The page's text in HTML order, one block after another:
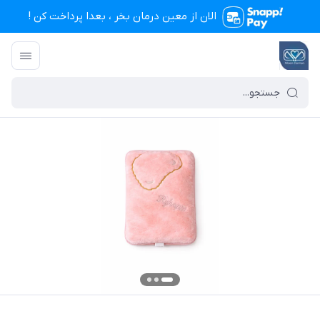
الان از معین درمان بخر ، بعدا پرداخت کن !
تجهیزات پزشکی معین درمان